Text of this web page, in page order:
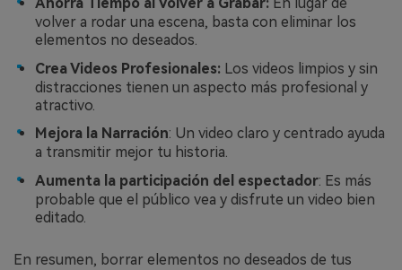
volver a rodar una escena, basta con eliminar los
elementos no deseados.
Crea Videos Profesionales: Los videos limpios y sin
distracciones tienen un aspecto más profesional y
atractivo.
Mejora la Narración: Un video claro y centrado ayuda
a transmitir mejor tu historia.
Aumenta la participación del espectador: Es más
probable que el público vea y disfrute un video bien
editado.
En resumen, borrar elementos no deseados de tus